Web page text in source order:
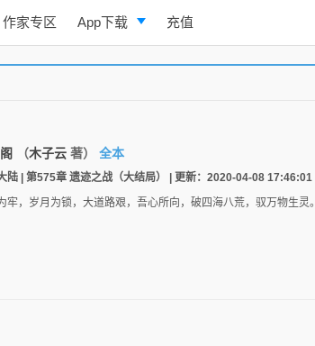
作家专区 App下载
逐浪小说
充值
（木子云 著） 全本
陆 | 第575章 遗迹之战（大结局） | 更新：2020-04-08 17:46:01
牢，岁月为锁，大道路艰，吾心所向，破四海八荒，驭万物生灵。